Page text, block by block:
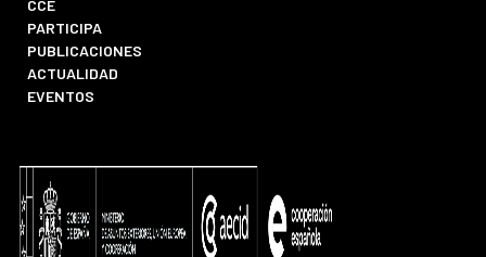
CCE
PARTICIPA
PUBLICACIONES
ACTUALIDAD
EVENTOS